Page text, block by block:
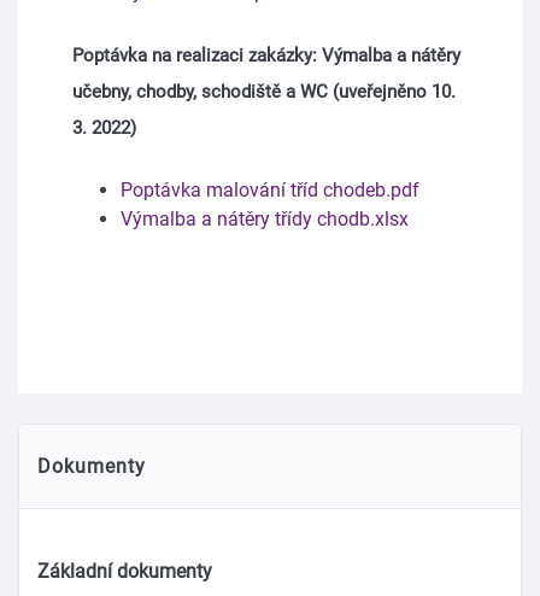
Poptávka na realizaci zakázky: Výmalba a nátěry
učebny, chodby, schodiště a WC (uveřejněno 10.
3. 2022)
Poptávka malování tříd chodeb.pdf
Výmalba a nátěry třídy chodb.xlsx
Dokumenty
Základní dokumenty